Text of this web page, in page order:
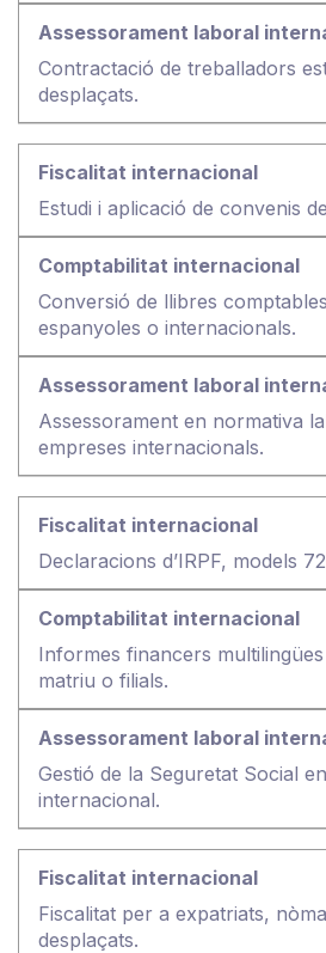
Contractació de treballadors
desplaçats.
Estudi i aplicació de convenis
Conversió de llibres
espanyoles o internacionals.
Assessorament en normativa
empreses internacionals.
Declaracions d’IRPF, models
Informes financers
matriu o filials.
Gestió de la Seguretat Social
internacional.
Fiscalitat per a expatriats,
desplaçats.